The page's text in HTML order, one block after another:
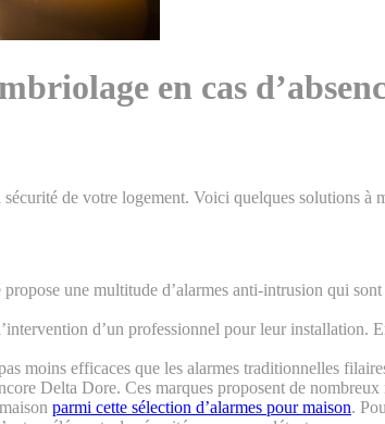
en cas
de votre logement. Voici quelques solutions
une multitude d’alarmes anti-intrusion qui
d’un professionnel pour leur installation.
moins efficaces que les alarmes traditionnelles
Delta Dore. Ces marques proposent de
parmi cette sélection d’alarmes pour maison.